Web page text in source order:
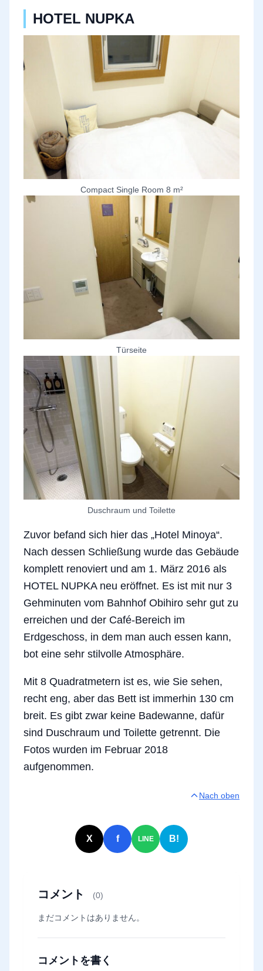
HOTEL NUPKA
Compact Single Room 8 m²
Türseite
Duschraum und Toilette
Zuvor befand sich hier das „Hotel Minoya“.
Nach dessen Schließung wurde das Gebäude
komplett renoviert und am 1. März 2016 als
HOTEL NUPKA neu eröffnet. Es ist mit nur 3
Gehminuten vom Bahnhof Obihiro sehr gut zu
erreichen und der Café-Bereich im
Erdgeschoss, in dem man auch essen kann,
bot eine sehr stilvolle Atmosphäre.
Mit 8 Quadratmetern ist es, wie Sie sehen,
recht eng, aber das Bett ist immerhin 130 cm
breit. Es gibt zwar keine Badewanne, dafür
sind Duschraum und Toilette getrennt. Die
Fotos wurden im Februar 2018
aufgenommen.
Nach oben
X f LINE B!
コメント (0)
まだコメントはありません。
コメントを書く